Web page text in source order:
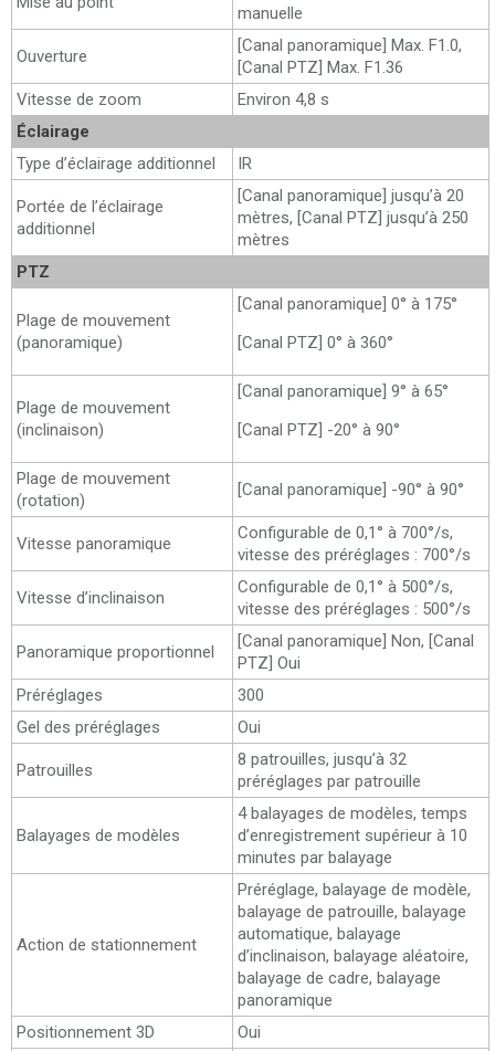
manuelle
Ouverture
[Canal panoramique] Max. F1.0,
[Canal PTZ] Max. F1.36
Vitesse de zoom
Environ 4,8 s
Éclairage
Type d’éclairage additionnel
IR
Portée de l’éclairage
additionnel
[Canal panoramique] jusqu’à 20
mètres, [Canal PTZ] jusqu’à 250
mètres
PTZ
Plage de mouvement
(panoramique)
[Canal panoramique] 0° à 175°
[Canal PTZ] 0° à 360°
Plage de mouvement
(inclinaison)
[Canal panoramique] 9° à 65°
[Canal PTZ] -20° à 90°
Plage de mouvement
(rotation)
[Canal panoramique] -90° à 90°
Vitesse panoramique
Configurable de 0,1° à 700°/s,
vitesse des préréglages : 700°/s
Vitesse d’inclinaison
Configurable de 0,1° à 500°/s,
vitesse des préréglages : 500°/s
Panoramique proportionnel
[Canal panoramique] Non, [Canal
PTZ] Oui
Préréglages
300
Gel des préréglages
Oui
Patrouilles
8 patrouilles, jusqu’à 32
préréglages par patrouille
Balayages de modèles
4 balayages de modèles, temps
d’enregistrement supérieur à 10
minutes par balayage
Action de stationnement
Préréglage, balayage de modèle,
balayage de patrouille, balayage
automatique, balayage
d’inclinaison, balayage aléatoire,
balayage de cadre, balayage
panoramique
Positionnement 3D
Oui